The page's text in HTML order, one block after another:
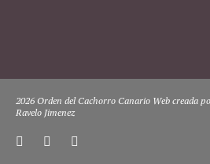
2026 Orden del Cachorro Canario Web creada
Ravelo Jimenez